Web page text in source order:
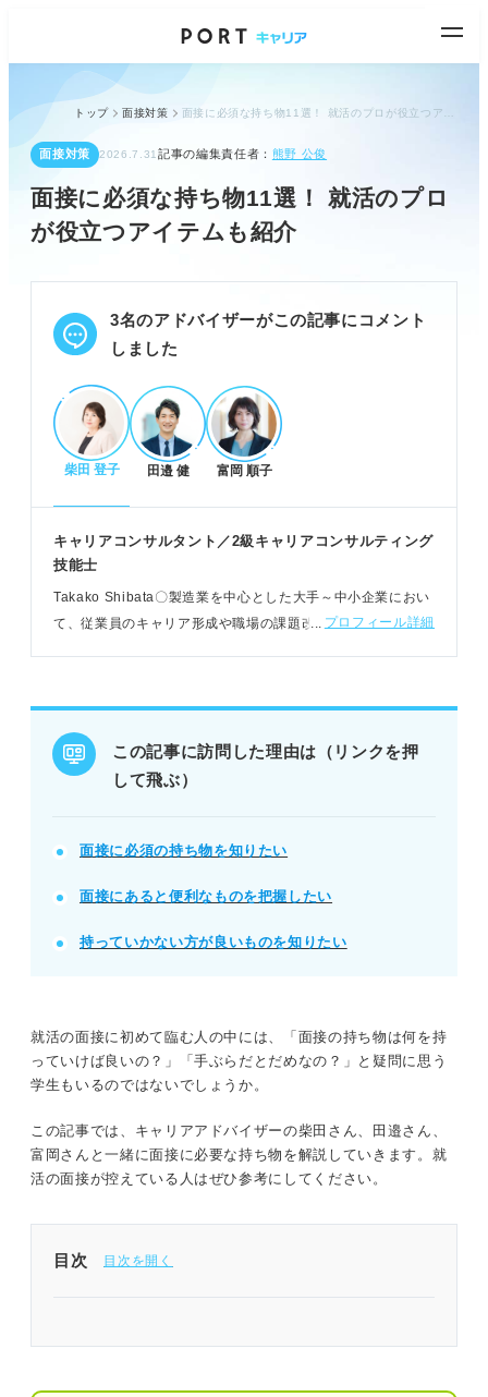
トップ 面接対策
面接対策 2026.7.31記事の編集責任者： 熊野 公俊
面接に必須な持ち物11選！ 就活のプロ
が役立つアイテムも紹介
3名のアドバイザーがこの記事にコメント
しました
柴田 登子 田邉 健 富岡 順子
キャリアコンサルタント／2級キャリアコンサルティング
技能士
Takako Shibata〇製造業を中心とした大手～中小企業におい
て、従業員のキャリア形成や職場の課題改善を支援。若者自
プロフィール詳細
この記事に訪問した理由は（リンクを押
して飛ぶ）
面接に必須の持ち物を知りたい
面接にあると便利なものを把握したい
持っていかない方が良いものを知りたい
就活の面接に初めて臨む人の中には、「面接の持ち物は何を持
っていけば良いの？」「手ぶらだとだめなの？」と疑問に思う
学生もいるのではないでしょうか。
この記事では、キャリアアドバイザーの柴田さん、田邉さん、
富岡さんと一緒に面接に必要な持ち物を解説していきます。就
活の面接が控えている人はぜひ参考にしてください。
目次